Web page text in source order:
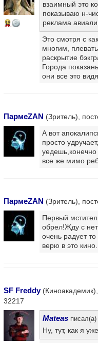
15
взаимный это
показываю н-
реклама
Это смотря с
многим,
раскрытие
Города
они все это
ПармеZAN (Зритель),
А вот
просто
все же мимо
ПармеZAN (Зритель),
Первый
обрел!Жду с
очень радует
верю в это кино.
SF Freddy(Киноакадемик),
32217
Mateas
Ну, тут, как я